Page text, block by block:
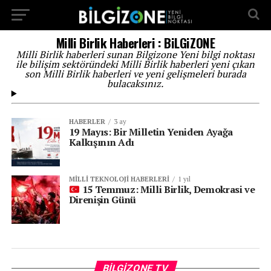
Milli Birlik Haberleri : BiLGiZONE
Milli Birlik haberleri sunan Bilgizone Yeni bilgi noktası
ile bilişim sektöründeki Milli Birlik haberleri yeni çıkan
son Milli Birlik haberleri ve yeni gelişmeleri burada
bulacaksınız.
HABERLER 3 ay
19 Mayıs: Bir Milletin Yeniden Ayağa
Kalkışının Adı
MILLI TEKNOLOJI HABERLERI 1 yıl
15 Temmuz: Milli Birlik, Demokrasi ve
Direnişin Günü
BILGIZONE TV